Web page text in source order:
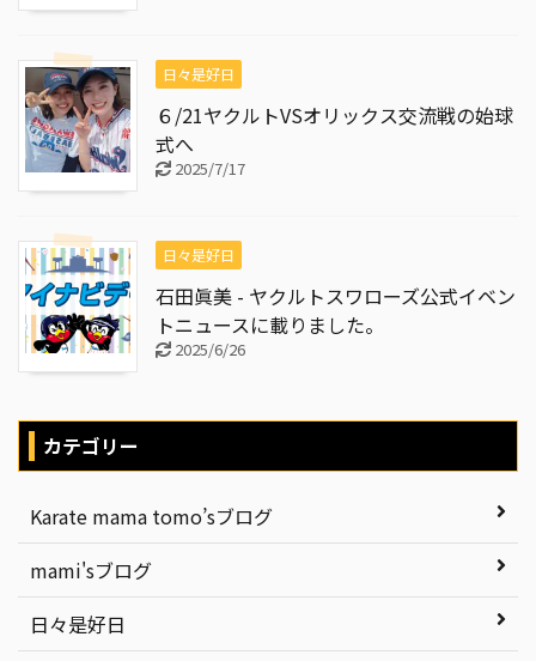
日々是好日
６/21ヤクルトVSオリックス交流戦の始球
式へ
2025/7/17
日々是好日
石田眞美 - ヤクルトスワローズ公式イベン
トニュースに載りました。
2025/6/26
カテゴリー
Karate mama tomo’sブログ
mami'sブログ
日々是好日